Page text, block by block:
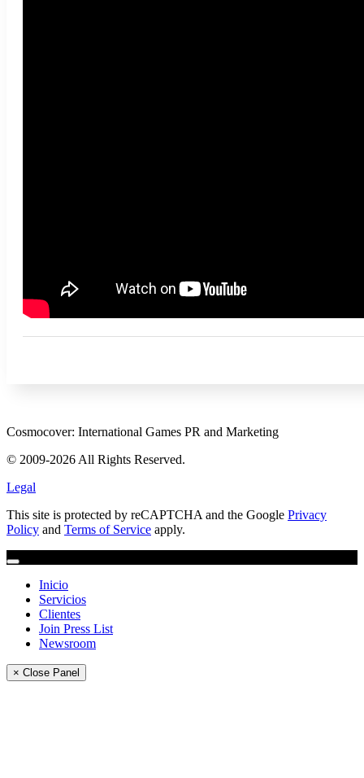
Cosmocover: International Games PR and Marketing
© 2009-2026 All Rights Reserved.
Legal
This site is protected by reCAPTCHA and the Google Privacy
Policy and Terms of Service apply.
Inicio
Servicios
Clientes
Join Press List
Newsroom
× Close Panel